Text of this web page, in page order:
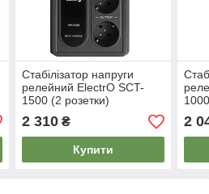
Стабілізатор напруги
релейний ElectrO SCT-
1500 (2 розетки)
2 310₴
Купити
2